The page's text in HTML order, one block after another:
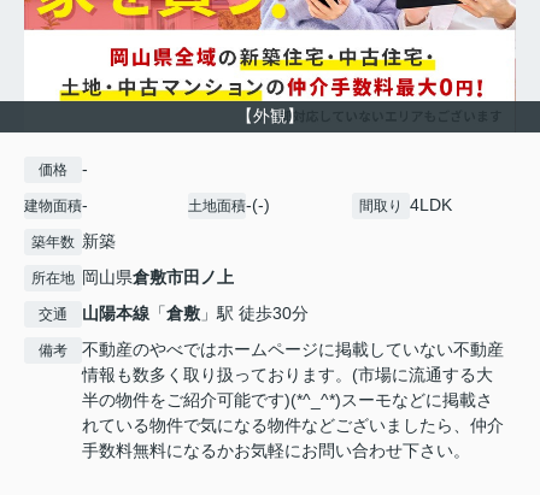
【外観】
価格 -
建物面積- 土地面積-(-) 間取り 4LDK
築年数 新築
所在地 岡山県倉敷市田ノ上
交通 山陽本線 「倉敷 」駅 徒歩30分
備考
不動産のやべではホームページに掲載していない不動産
情報も数多く取り扱っております。(市場に流通する大
半の物件をご紹介可能です)(*^_^*)スーモなどに掲載さ
れている物件で気になる物件などございましたら、仲介
手数料無料になるかお気軽にお問い合わせ下さい。